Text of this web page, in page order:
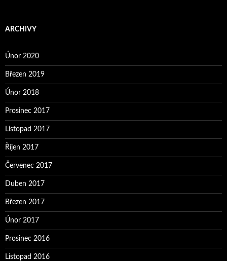
ARCHIVY
Únor 2020
Březen 2019
Únor 2018
Prosinec 2017
Listopad 2017
Říjen 2017
Červenec 2017
Duben 2017
Březen 2017
Únor 2017
Prosinec 2016
Listopad 2016